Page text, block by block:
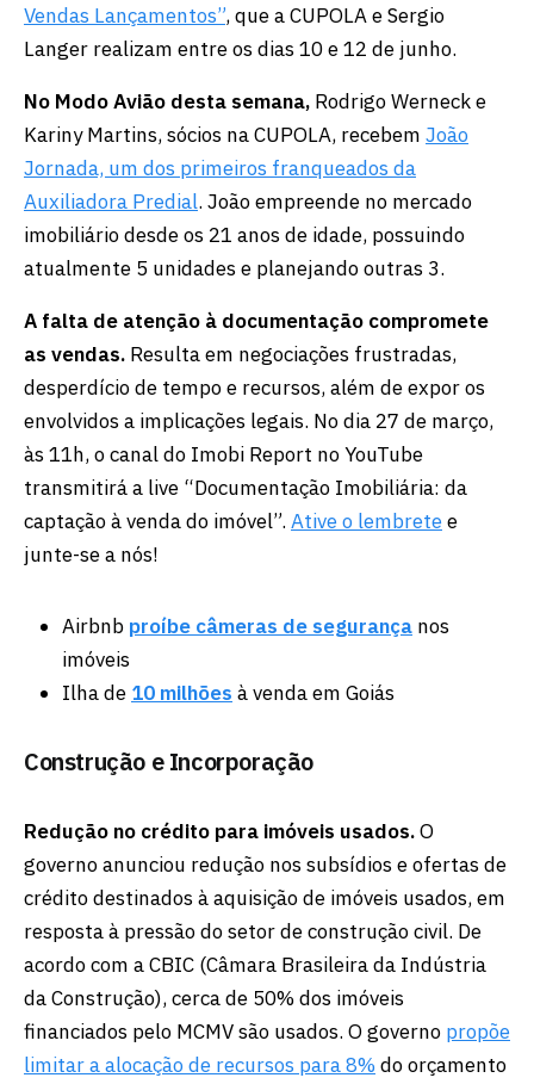
Vendas Lançamentos”, que a CUPOLA e Sergio
Langer realizam entre os dias 10 e 12 de junho.
No Modo Avião desta semana, Rodrigo Werneck e
Kariny Martins, sócios na CUPOLA, recebem João
Jornada, um dos primeiros franqueados da
Auxiliadora Predial. João empreende no mercado
imobiliário desde os 21 anos de idade, possuindo
atualmente 5 unidades e planejando outras 3.
A falta de atenção à documentação compromete
as vendas. Resulta em negociações frustradas,
desperdício de tempo e recursos, além de expor os
envolvidos a implicações legais. No dia 27 de março,
às 11h, o canal do Imobi Report no YouTube
transmitirá a live “Documentação Imobiliária: da
captação à venda do imóvel”. Ative o lembretee
junte-se a nós!
Airbnb proíbe câmeras de segurança nos
imóveis
Ilha de 10 milhões à venda em Goiás
Construção e Incorporação
Redução no crédito para imóveis usados.O
governo anunciou redução nos subsídios e ofertas de
crédito destinados à aquisição de imóveis usados, em
resposta à pressão do setor de construção civil. De
acordo com a CBIC (Câmara Brasileira da Indústria
da Construção), cerca de 50% dos imóveis
financiados pelo MCMV são usados. O governo propõe
limitar a alocação de recursos para 8%do orçamento